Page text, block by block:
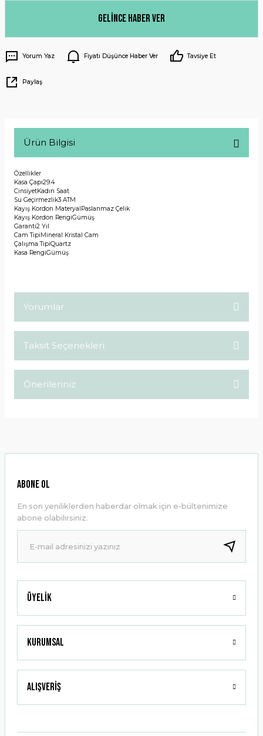
Gelince Haber Ver
Yorum Yaz Fiyatı Düşünce Haber Ver Tavsiye Et
Paylaş
Ürün Bilgisi
Özellikler
Kasa Çapı29.4
CinsiyetKadın Saat
Su Geçirmezlik3 ATM
Kayış Kordon MateryalPaslanmaz Çelik
Kayış Kordon RengiGümüş
Garanti2 Yıl
Cam TipiMineral Kristal Cam
Çalışma TipiQuartz
Kasa RengiGümüş
Yorumlar
Taksit Seçenekleri
Önerileriniz
Ürün resmi kalitesiz, bozuk veya görüntülenemiyor.
Ürün bilgilerinde hatalar bulunuyor.
Ürün fiyatı diğer sitelerden daha pahalı.
Bu ürüne benzer farklı alternatifler olmalı.
Gönder
Üyelik
Kurumsal
Alışveriş
ABONE OL
En son yeniliklerden haberdar olmak için e-bültenimize
abone olabilirsiniz.